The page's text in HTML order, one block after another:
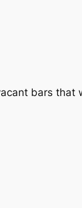
bars